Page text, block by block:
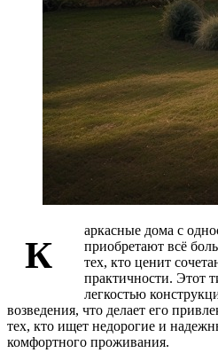
К
аркасные дома с
приобретают всё
тех, кто ценит
практичности. Этот
легкостью
возведения, что делает его
тех, кто ищет недорогие и
комфортного проживания.